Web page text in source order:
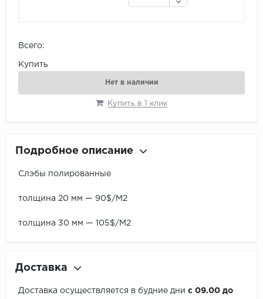
Всего:
Купить
Нет в наличии
Купить в 1 клик
Подробное описание
Слэбы полированные
толщина 20 мм — 90$/М2
толщина 30 мм — 105$/М2
Доставка
Доставка осуществляется в будние дни с 09.00 до